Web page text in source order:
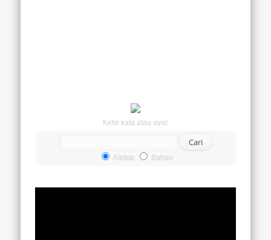
Ketik kata atau ayat:
Alkitab Bahan